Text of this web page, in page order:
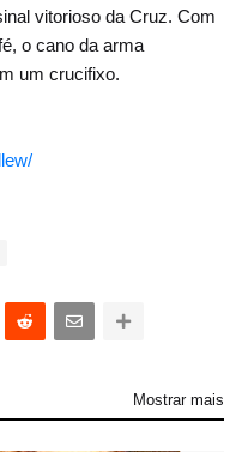
vitorioso da Cruz. Com
o cano da arma
um crucifixo.
Mostrar mais